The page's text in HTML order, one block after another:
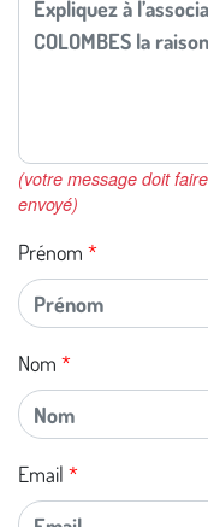
(votre message doit
envoyé)
Prénom
Nom
Email